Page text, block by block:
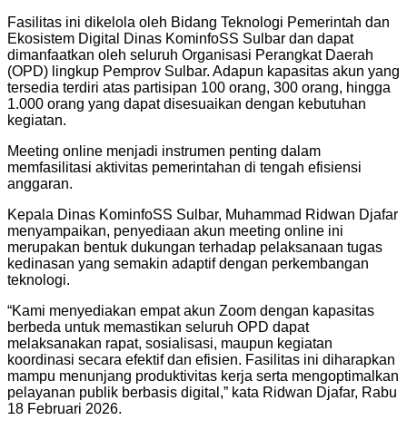
Fasilitas ini dikelola oleh Bidang Teknologi Pemerintah dan
Ekosistem Digital Dinas KominfoSS Sulbar dan dapat
dimanfaatkan oleh seluruh Organisasi Perangkat Daerah
(OPD) lingkup Pemprov Sulbar. Adapun kapasitas akun yang
tersedia terdiri atas partisipan 100 orang, 300 orang, hingga
1.000 orang yang dapat disesuaikan dengan kebutuhan
kegiatan.
Meeting online menjadi instrumen penting dalam
memfasilitasi aktivitas pemerintahan di tengah efisiensi
anggaran.
Kepala Dinas KominfoSS Sulbar, Muhammad Ridwan Djafar
menyampaikan, penyediaan akun meeting online ini
merupakan bentuk dukungan terhadap pelaksanaan tugas
kedinasan yang semakin adaptif dengan perkembangan
teknologi.
“Kami menyediakan empat akun Zoom dengan kapasitas
berbeda untuk memastikan seluruh OPD dapat
melaksanakan rapat, sosialisasi, maupun kegiatan
koordinasi secara efektif dan efisien. Fasilitas ini diharapkan
mampu menunjang produktivitas kerja serta mengoptimalkan
pelayanan publik berbasis digital,” kata Ridwan Djafar, Rabu
18 Februari 2026.